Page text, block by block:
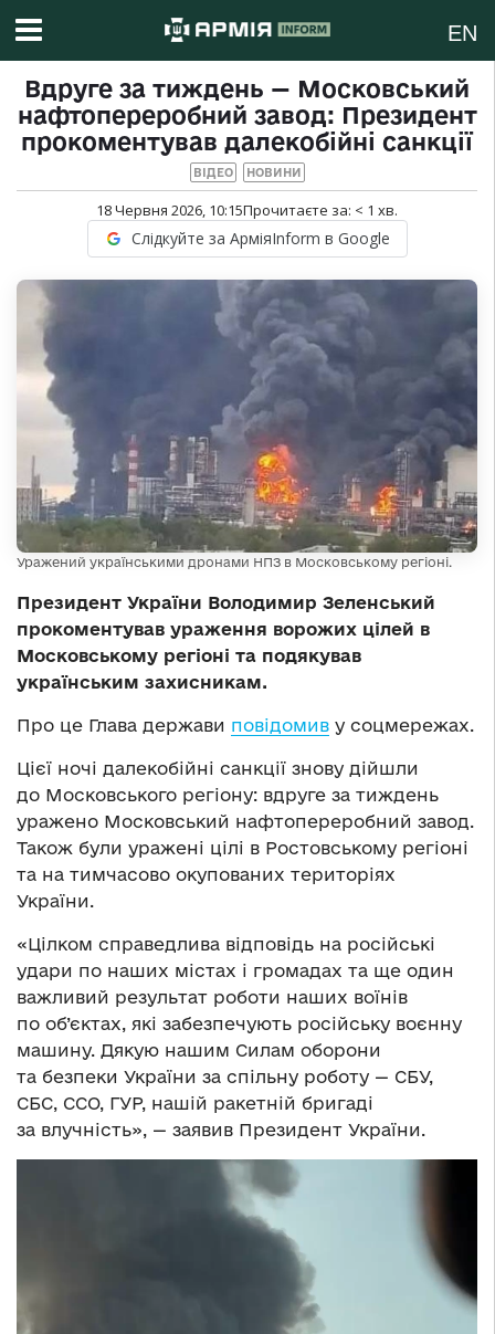
EN
Вдруге за тиждень — Московський
нафтопереробний завод: Президент
прокоментував далекобійні санкції
ВІДЕО НОВИНИ
18 Червня 2026, 10:15Прочитаєте за: < 1 хв.
Слідкуйте за АрміяInform в Google
Уражений українськими дронами НПЗ в Московському регіоні.
Президент України Володимир Зеленський
прокоментував ураження ворожих цілей в
Московському регіоні та подякував
українським захисникам.
Про це Глава держави повідомив у соцмережах.
Цієї ночі далекобійні санкції знову дійшли
до Московського регіону: вдруге за тиждень
уражено Московський нафтопереробний завод.
Також були уражені цілі в Ростовському регіоні
та на тимчасово окупованих територіях
України.
«Цілком справедлива відповідь на російські
удари по наших містах і громадах та ще один
важливий результат роботи наших воїнів
по об’єктах, які забезпечують російську воєнну
машину. Дякую нашим Силам оборони
та безпеки України за спільну роботу — СБУ,
СБС, ССО, ГУР, нашій ракетній бригаді
за влучність», — заявив Президент України.